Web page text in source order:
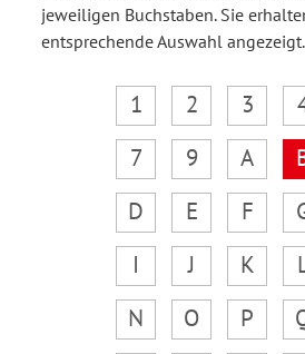
jeweiligen Buchstaben. Sie
entsprechende Auswahl angezeigt.
1 2 3
7
9 A
D
E F
I
J K
N
O P